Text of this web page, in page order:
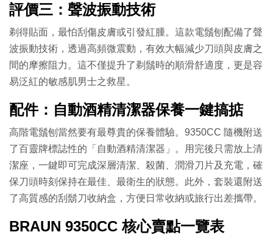
評價三：聲波振動技術
剃得貼面，最怕刮傷皮膚或引發紅腫。這款電鬚刨配備了聲
波振動技術，透過高頻微震動，有效大幅減少刀頭與皮膚之
間的摩擦阻力。這不僅提升了剃鬚時的順滑舒適度，更是容
易泛紅的敏感肌男士之救星。
配件：自動酒精清潔器保養一鍵搞掂
高階電鬚刨當然要有最尊貴的保養體驗。9350CC 隨機附送
了百靈牌標誌性的「自動酒精清潔器」。用完後只需放上清
潔座，一鍵即可完成深層清潔、殺菌、潤滑刀片及充電，確
保刀頭時刻保持在最佳、最衛生的狀態。此外，套裝還附送
了高質感的刮鬍刀收納盒，方便日常收納或旅行出差攜帶。
BRAUN 9350CC 核心賣點一覽表